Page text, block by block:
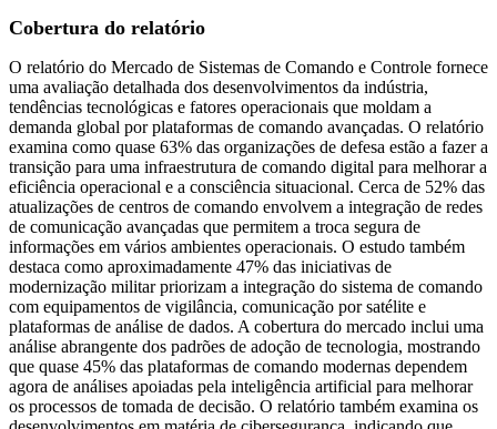
Cobertura do relatório
O relatório do Mercado de Sistemas de Comando e Controle fornece
uma avaliação detalhada dos desenvolvimentos da indústria,
tendências tecnológicas e fatores operacionais que moldam a
demanda global por plataformas de comando avançadas. O relatório
examina como quase 63% das organizações de defesa estão a fazer a
transição para uma infraestrutura de comando digital para melhorar a
eficiência operacional e a consciência situacional. Cerca de 52% das
atualizações de centros de comando envolvem a integração de redes
de comunicação avançadas que permitem a troca segura de
informações em vários ambientes operacionais. O estudo também
destaca como aproximadamente 47% das iniciativas de
modernização militar priorizam a integração do sistema de comando
com equipamentos de vigilância, comunicação por satélite e
plataformas de análise de dados. A cobertura do mercado inclui uma
análise abrangente dos padrões de adoção de tecnologia, mostrando
que quase 45% das plataformas de comando modernas dependem
agora de análises apoiadas pela inteligência artificial para melhorar
os processos de tomada de decisão. O relatório também examina os